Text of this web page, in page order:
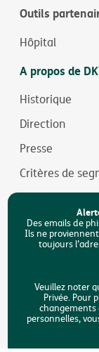
Outils
Hôpital
A propos de
Historique
Direction
Presse
Critères de
Jobs
Durabilité
Accessibilité
Rechercher
Des emails de
Ils ne
toujours
Veuillez noter
Privée. Pour
changements
personnelles,